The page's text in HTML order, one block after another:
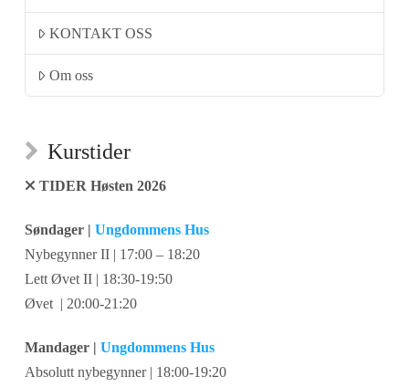
KONTAKT OSS
Om oss
Kurstider
TIDER Høsten 2026
Søndager | Ungdommens Hus
Nybegynner II | 17:00 – 18:20
Lett Øvet II | 18:30-19:50
Øvet | 20:00-21:20
Mandager | Ungdommens Hus
Absolutt nybegynner | 18:00-19:20